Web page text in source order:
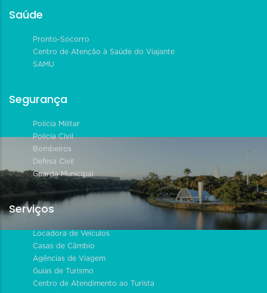
Saúde
Pronto-Socorro
Centro de Atenção à Saúde do Viajante
SAMU
Segurança
Polícia Militar
Polícia Civil
Bombeiros
Defesa Civil
Guarda Municipal
Serviços
Locadora de Veículos
Casas de Câmbio
Agências de Viagem
Guias de Turismo
Centro de Atendimento ao Turista